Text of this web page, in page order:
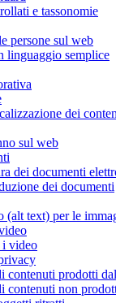
e tassonomie
persone sul web
linguaggio semplice
dei
sul web
dei documenti
dei documenti
(alt text) per le
i video
contenuti prodotti
contenuti non